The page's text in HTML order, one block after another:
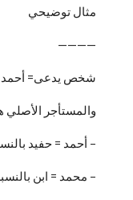
مثال توضيحي
————
شخص يدعى=
والمستأجر
– أحمد = حفيد
– محمد = ابن